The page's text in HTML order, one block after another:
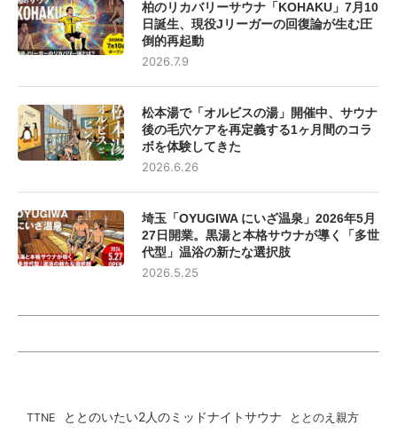
柏のリカバリーサウナ「KOHAKU」7月10
日誕生、現役Jリーガーの回復論が生む圧
倒的再起動
2026.7.9
松本湯で「オルビスの湯」開催中、サウナ
後の毛穴ケアを再定義する1ヶ月間のコラ
ボを体験してきた
2026.6.26
埼玉「OYUGIWA にいざ温泉」2026年5月
27日開業。黒湯と本格サウナが導く「多世
代型」温浴の新たな選択肢
2026.5.25
TTNE ととのいたい2人のミッドナイトサウナ ととのえ親方